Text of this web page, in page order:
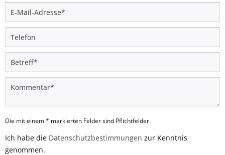
Die mit einem * markierten Felder sind Pflichtfelder.
Ich habe die Datenschutzbestimmungen zur Kenntnis
genommen.